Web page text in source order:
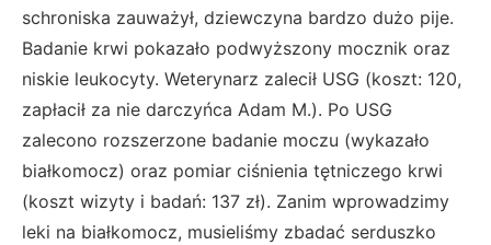
schroniska zauważył, dziewczyna bardzo dużo pije.
Badanie krwi pokazało podwyższony mocznik oraz
niskie leukocyty. Weterynarz zalecił USG (koszt: 120,
zapłacił za nie darczyńca Adam M.). Po USG
zalecono rozszerzone badanie moczu (wykazało
białkomocz) oraz pomiar ciśnienia tętniczego krwi
(koszt wizyty i badań: 137 zł). Zanim wprowadzimy
leki na białkomocz, musieliśmy zbadać serduszko